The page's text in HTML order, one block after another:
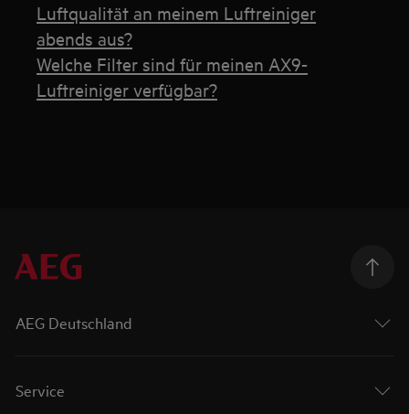
Luftqualität an meinem Luftreiniger
abends aus?
Welche Filter sind für meinen AX9-
Luftreiniger verfügbar?
AEG Deutschland
Service